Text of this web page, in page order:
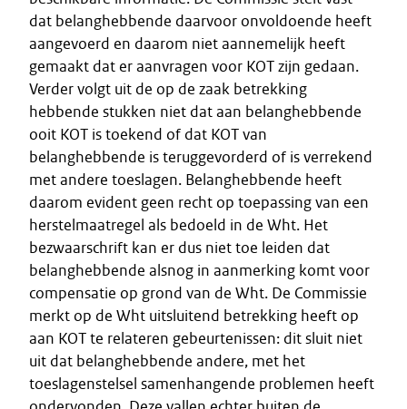
dat belanghebbende daarvoor onvoldoende heeft
aangevoerd en daarom niet aannemelijk heeft
gemaakt dat er aanvragen voor KOT zijn gedaan.
Verder volgt uit de op de zaak betrekking
hebbende stukken niet dat aan belanghebbende
ooit KOT is toekend of dat KOT van
belanghebbende is teruggevorderd of is verrekend
met andere toeslagen. Belanghebbende heeft
daarom evident geen recht op toepassing van een
herstelmaatregel als bedoeld in de Wht. Het
bezwaarschrift kan er dus niet toe leiden dat
belanghebbende alsnog in aanmerking komt voor
compensatie op grond van de Wht. De Commissie
merkt op de Wht uitsluitend betrekking heeft op
aan KOT te relateren gebeurtenissen: dit sluit niet
uit dat belanghebbende andere, met het
toeslagenstelsel samenhangende problemen heeft